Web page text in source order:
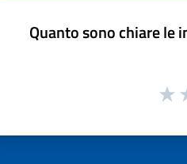
Quanto sono chiare le